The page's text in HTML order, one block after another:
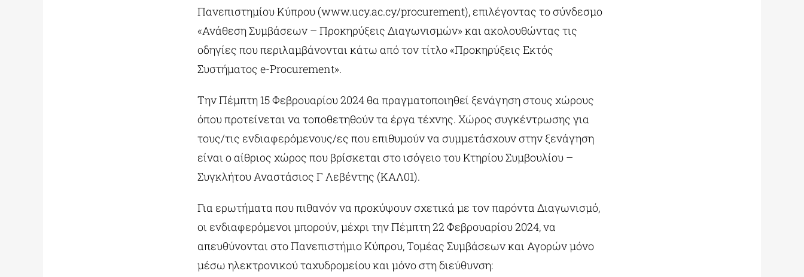
Πανεπιστημίου Κύπρου (www.ucy.ac.cy/procurement), επιλέγοντας το σύνδεσμο
«Ανάθεση Συμβάσεων – Προκηρύξεις Διαγωνισμών» και ακολουθώντας τις
οδηγίες που περιλαμβάνονται κάτω από τον τίτλο «Προκηρύξεις Εκτός
Συστήματος e-Procurement».
Την Πέμπτη 15 Φεβρουαρίου 2024 θα πραγματοποιηθεί ξενάγηση στους χώρους
όπου προτείνεται να τοποθετηθούν τα έργα τέχνης. Χώρος συγκέντρωσης για
τους/τις ενδιαφερόμενους/ες που επιθυμούν να συμμετάσχουν στην ξενάγηση
είναι ο αίθριος χώρος που βρίσκεται στο ισόγειο του Κτηρίου Συμβουλίου –
Συγκλήτου Αναστάσιος Γ Λεβέντης (ΚΑΛ01).
Για ερωτήματα που πιθανόν να προκύψουν σχετικά με τον παρόντα Διαγωνισμό,
οι ενδιαφερόμενοι μπορούν, μέχρι την Πέμπτη 22 Φεβρουαρίου 2024, να
απευθύνονται στο Πανεπιστήμιο Κύπρου, Τομέας Συμβάσεων και Αγορών μόνο
μέσω ηλεκτρονικού ταχυδρομείου και μόνο στη διεύθυνση: